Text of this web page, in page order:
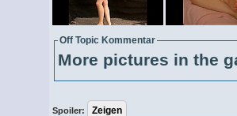
Off Topic Kommentar
More pictures in the
Spoiler: